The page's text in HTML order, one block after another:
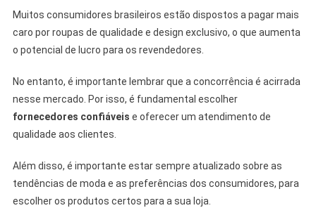
Muitos consumidores brasileiros estão dispostos a pagar mais
caro por roupas de qualidade e design exclusivo, o que aumenta
o potencial de lucro para os revendedores.
No entanto, é importante lembrar que a concorrência é acirrada
nesse mercado. Por isso, é fundamental escolher
fornecedores confiáveis e oferecer um atendimento de
qualidade aos clientes.
Além disso, é importante estar sempre atualizado sobre as
tendências de moda e as preferências dos consumidores, para
escolher os produtos certos para a sua loja.